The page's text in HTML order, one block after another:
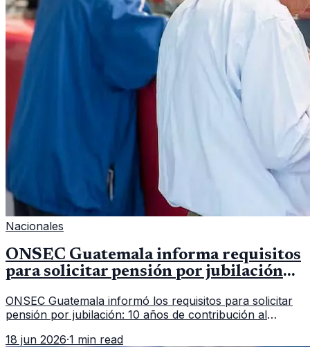
Nacionales
ONSEC Guatemala informa requisitos
para solicitar pensión por jubilación
ONSEC Guatemala informó los requisitos para solicitar
pensión por jubilación: 10 años de contribución al
importar edad.
18 jun 2026·1 min read